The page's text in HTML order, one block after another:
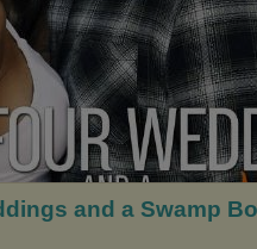
and a Swamp